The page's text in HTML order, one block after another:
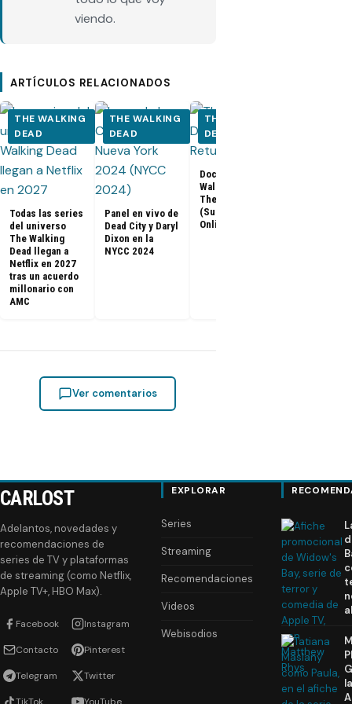
viendo.
ARTÍCULOS RELACIONADOS
THE WALKING
DEAD
Todas las series
del universo
The Walking
Dead llegan a
Netflix en 2027
tras un acuerdo
millonario con
AMC
THE WALKING
DEAD
Panel en vivo de
Dead City y Daryl
Dixon en la
NYCC 2024
THE WALKING
DEAD
Documental The
Walking Dead:
The Return
(Subtitulado
Online)
Ver comentarios
CARLOST
Adelantos, novedades y
recomendaciones de
series de TV y plataformas
de streaming (como Netflix,
Apple TV+, HBO Max).
Facebook Instagram
Contacto Pinterest
Telegram Twitter
EXPLORAR
Series
Streaming
Recomendaciones
Videos
Webisodios